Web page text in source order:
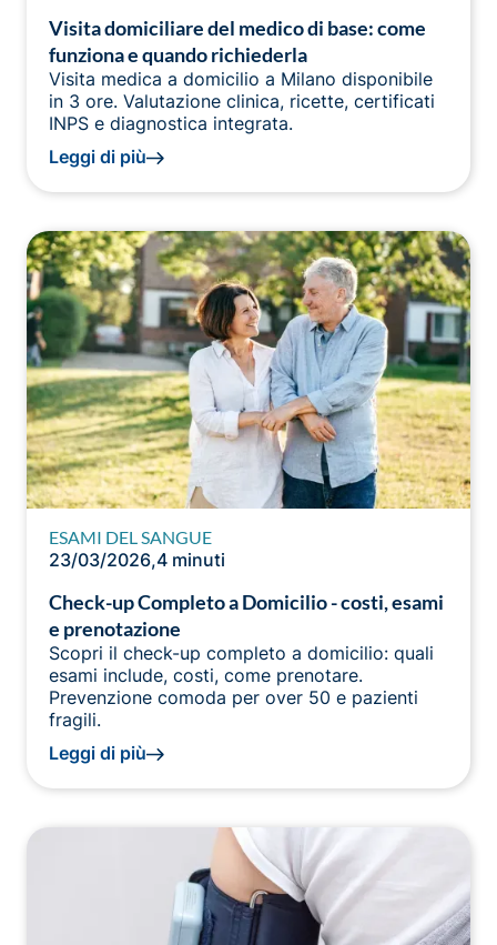
Visita domiciliare del medico di base: come
funziona e quando richiederla
Visita medica a domicilio a Milano disponibile
in 3 ore. Valutazione clinica, ricette, certificati
INPS e diagnostica integrata.
Leggi di più
ESAMI DEL SANGUE
23/03/2026,4 minuti
Check-up Completo a Domicilio - costi, esami
e prenotazione
Scopri il check-up completo a domicilio: quali
esami include, costi, come prenotare.
Prevenzione comoda per over 50 e pazienti
fragili.
Leggi di più